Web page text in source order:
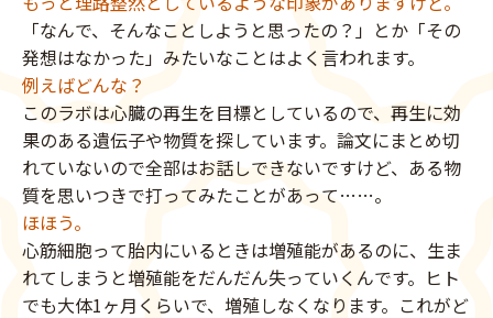
「なんで、そんなことしようと思ったの？」とか「その
発想はなかった」みたいなことはよく言われます。
例えばどんな？
このラボは心臓の再生を目標としているので、再生に効
果のある遺伝子や物質を探しています。論文にまとめ切
れていないので全部はお話しできないですけど、ある物
質を思いつきで打ってみたことがあって……。
ほほう。
心筋細胞って胎内にいるときは増殖能があるのに、生ま
れてしまうと増殖能をだんだん失っていくんです。ヒト
でも大体1ヶ月くらいで、増殖しなくなります。これがど